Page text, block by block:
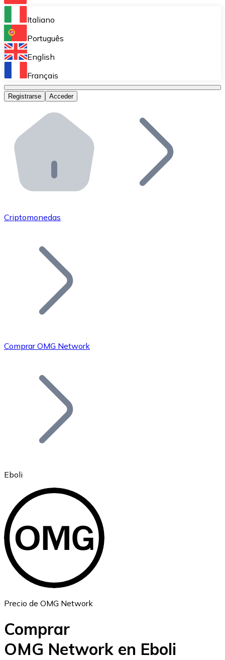
Bitnovo Ramp
Integra nuestra solución en tu plataforma.
Bitnovo Giftcards
Bitnovo OTC
Bitnovo ATM
Integra un ATM Bitnovo en tu negocio y permite que
Bitnovo API
Integra nuestra API en tu ecosistema.
Únete a nuestra red de distribuidores.
Añade tu proyecto a nuestro ecosistema.
Bitcoin
Ethereum
ETH
Italiano
Português
English
Français
Registrarse Acceder
Criptomonedas
Comprar OMG Network
Eboli
Precio de OMG Network
Comprar
OMG Network en Eboli